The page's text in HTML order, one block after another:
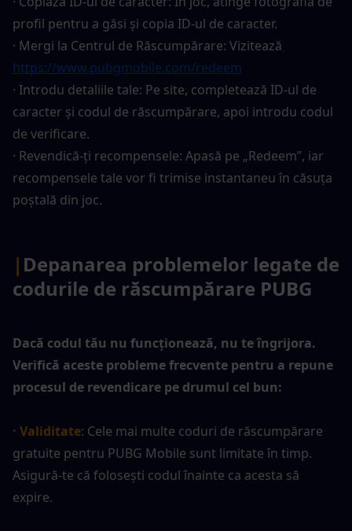
profil pentru a găsi și copia ID-ul de caracter.
· Mergi la Centrul de Răscumpărare: Vizitează
https://www.pubgmobile.com/redeem
· Introdu detaliile tale: Pe site, completează ID-ul de
caracter și codul de răscumpărare, apoi introdu codul
de verificare.
· Revendică-ți recompensele: Apasă pe „Redeem”, iar
recompensele tale vor fi trimise instantaneu în căsuța
poștală din joc.
| Depanarea problemelor legate de
codurile de răscumpărare PUBG
Dacă codul tău nu funcționează, nu te îngrijora.
Verifică aceste probleme frecvente pentru a repune
procesul de revendicare pe drumul cel bun:
· Validitate: Cele mai multe coduri de răscumpărare
gratuite pentru PUBG Mobile sunt limitate în timp.
Asigură-te că folosești codul înainte ca acesta să
expire.